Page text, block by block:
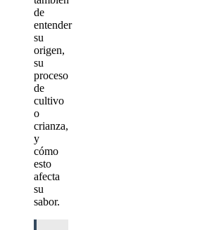
de
entender
su
origen,
su
proceso
de
cultivo
o
crianza,
y
cómo
esto
afecta
su
sabor.